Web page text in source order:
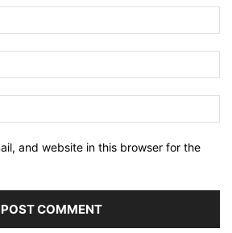
and website in this browser for the